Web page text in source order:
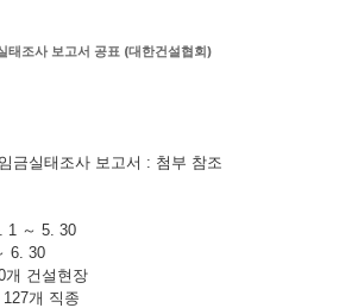
태조사 보고서 공표 (대한건설협회)
금실태조사 보고서 : 첨부 참조
1 ～ 5. 30
6. 30
건설현장
개 직종